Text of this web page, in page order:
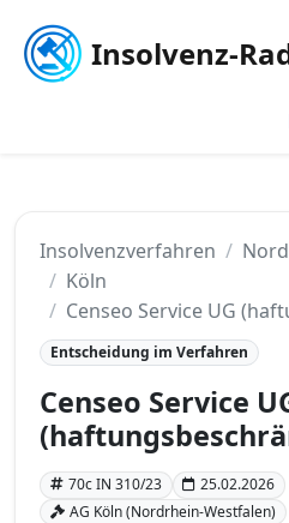
Insolvenz-
Insolvenzverfahren
Köln
Censeo Service UG
Entscheidung im Verfahren
Censeo Service
70c IN 310/23
25.02.2026
AG Köln (Nordrhein-Westfalen)